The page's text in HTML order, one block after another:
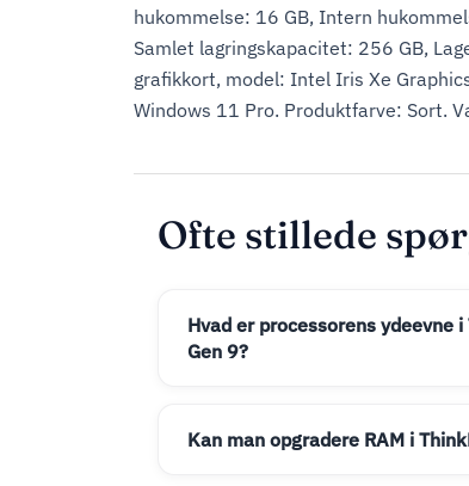
hukommelse: 16 GB, Intern
Samlet lagringskapacitet: 256 GB,
grafikkort, model: Intel Iris Xe
Windows 11 Pro. Produktfarve: Sort.
Ofte stillede
Hvad er processorens ydeevne
Gen 9?
Kan man opgradere RAM i